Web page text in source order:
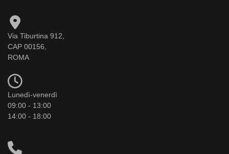
Via Tiburtina 912,
CAP 00156,
ROMA
Lunedì-venerdì
09:00 - 13:00
14:00 - 18:00